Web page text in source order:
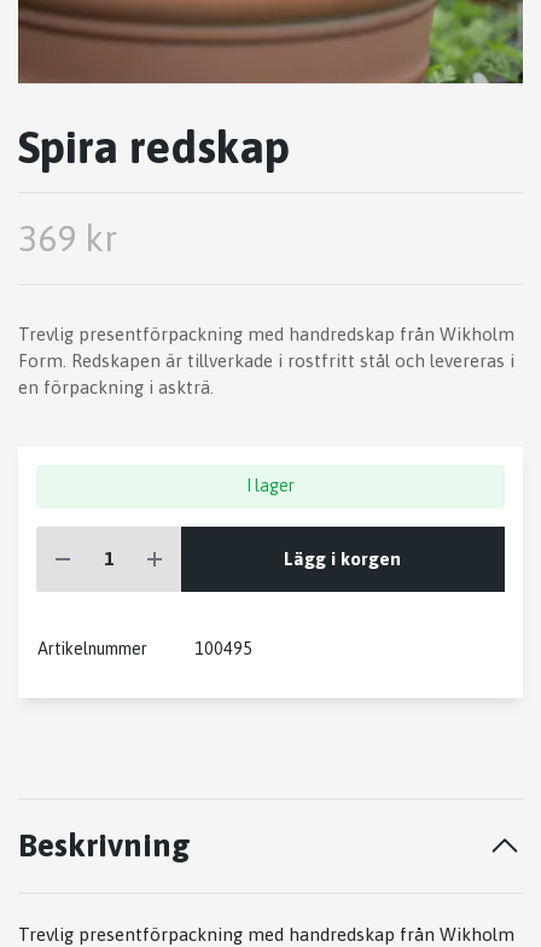
Spira redskap
369 kr
Trevlig presentförpackning med handredskap från Wikholm
Form. Redskapen är tillverkade i rostfritt stål och levereras i
en förpackning i askträ.
I lager
Lägg i korgen
Artikelnummer 100495
Beskrivning
Trevlig presentförpackning med handredskap från Wikholm